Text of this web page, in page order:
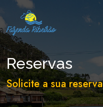
Reservas
Solicite a sua reserva